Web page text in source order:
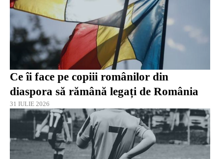
Ce îi face pe copiii românilor din
diaspora să rămână legați de România
31 IULIE 2026